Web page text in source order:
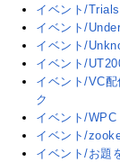
イベント/
イベント/
イベント/
イベント/
イベント/VC
ク
イベント/WPC
イベント/
イベント/お題